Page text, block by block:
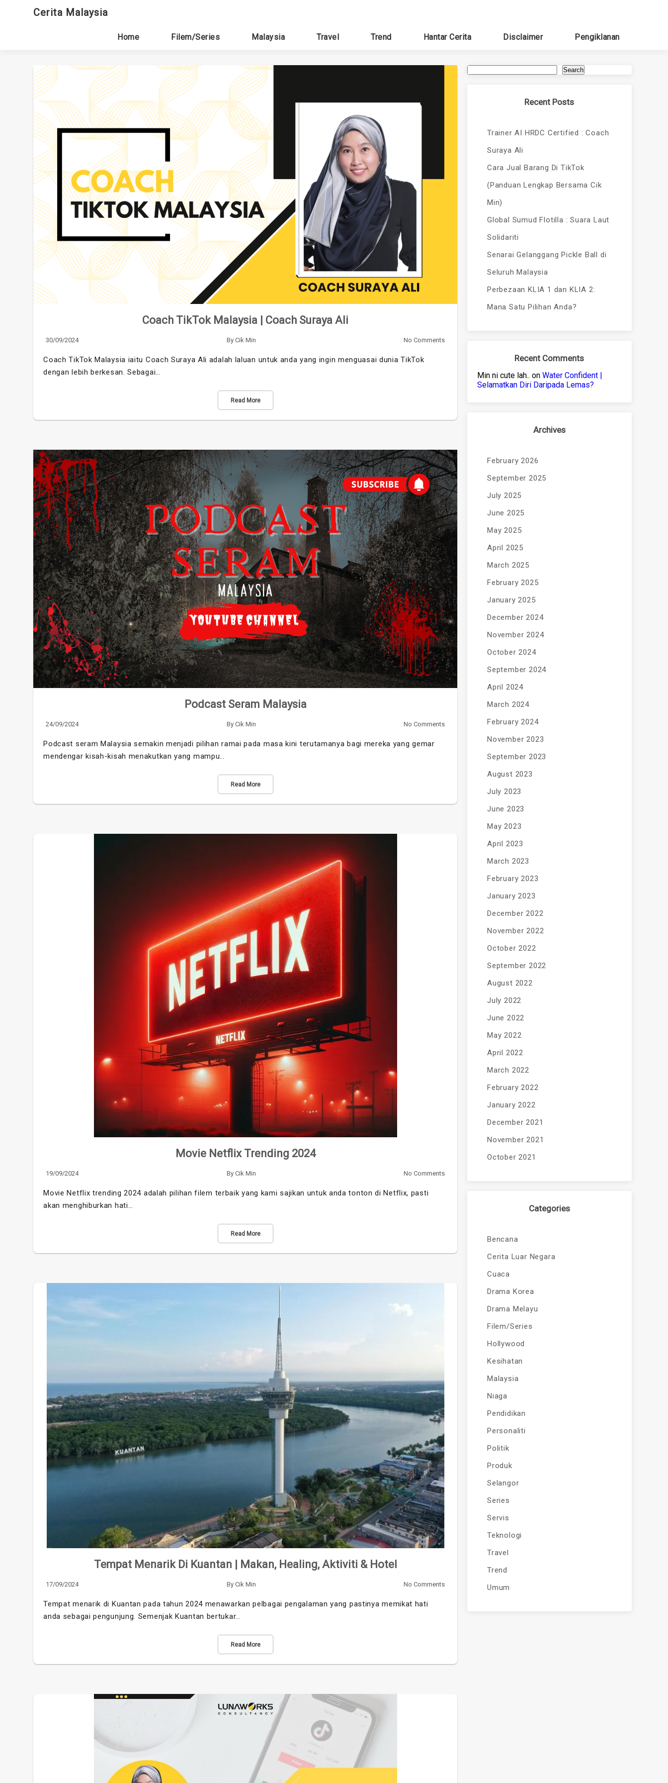
Cerita Malaysia
Home Filem/Series Malaysia Travel Trend Hantar Cerita Disclaimer Pengiklanan
Coach TikTok Malaysia | Coach Suraya Ali
30/09/2024 By Cik Min No Comments
Coach TikTok Malaysia iaitu Coach Suraya Ali adalah laluan untuk anda yang ingin menguasai dunia TikTok
dengan lebih berkesan. Sebagai…
Read More
Podcast Seram Malaysia
24/09/2024 By Cik Min No Comments
Podcast seram Malaysia semakin menjadi pilihan ramai pada masa kini terutamanya bagi mereka yang gemar
mendengar kisah-kisah menakutkan yang mampu…
Read More
Movie Netflix Trending 2024
19/09/2024 By Cik Min No Comments
Movie Netflix trending 2024 adalah pilihan filem terbaik yang kami sajikan untuk anda tonton di Netflix, pasti
akan menghiburkan hati…
Read More
Tempat Menarik Di Kuantan | Makan, Healing, Aktiviti & Hotel
17/09/2024 By Cik Min No Comments
Tempat menarik di Kuantan pada tahun 2024 menawarkan pelbagai pengalaman yang pastinya memikat hati
anda sebagai pengunjung. Semenjak Kuantan bertukar…
Read More
Search
Recent Posts
Trainer AI HRDC Certified : Coach
Suraya Ali
Cara Jual Barang Di TikTok
(Panduan Lengkap Bersama Cik
Min)
Global Sumud Flotilla : Suara Laut
Solidariti
Senarai Gelanggang Pickle Ball di
Seluruh Malaysia
Perbezaan KLIA 1 dan KLIA 2:
Mana Satu Pilihan Anda?
Recent Comments
Min ni cute lah.. on Water Confident |
Selamatkan Diri Daripada Lemas?
Archives
February 2026
September 2025
July 2025
June 2025
May 2025
April 2025
March 2025
February 2025
January 2025
December 2024
November 2024
October 2024
September 2024
April 2024
March 2024
February 2024
November 2023
September 2023
August 2023
July 2023
June 2023
May 2023
April 2023
March 2023
February 2023
January 2023
December 2022
November 2022
October 2022
September 2022
August 2022
July 2022
June 2022
May 2022
April 2022
March 2022
February 2022
January 2022
December 2021
November 2021
October 2021
Categories
Bencana
Cerita Luar Negara
Cuaca
Drama Korea
Drama Melayu
Filem/Series
Hollywood
Kesihatan
Malaysia
Niaga
Pendidikan
Personaliti
Politik
Produk
Selangor
Series
Servis
Teknologi
Travel
Trend
Umum